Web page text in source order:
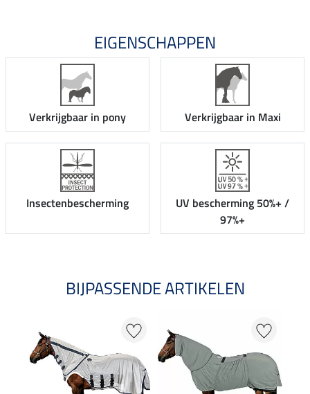
EIGENSCHAPPEN
Verkrijgbaar in pony Verkrijgbaar in Maxi
Insectenbescherming
UV bescherming 50%+ /
97%+
BIJPASSENDE ARTIKELEN